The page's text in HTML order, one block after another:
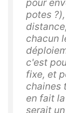
pour
potes
chacun
c'est
fixe, et
chaines
en fait
serait